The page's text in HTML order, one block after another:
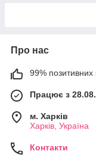
Про нас
99% позитивних
Працює з
м. Харків
Харків, Україна
Контакти